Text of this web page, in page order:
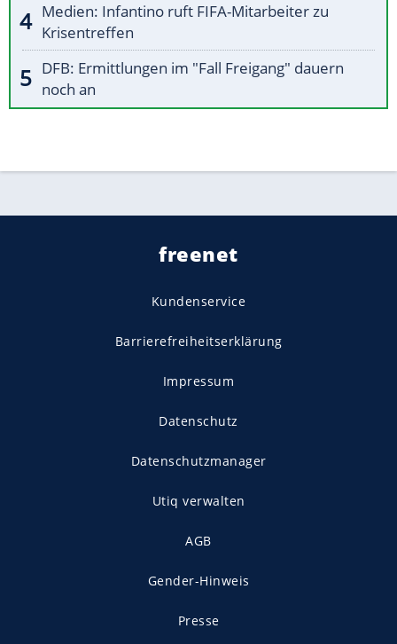
Medien: Infantino ruft FIFA-Mitarbeiter zu
Krisentreffen
DFB: Ermittlungen im "Fall Freigang" dauern
noch an
freenet
Kundenservice
Barrierefreiheitserklärung
Impressum
Datenschutz
Datenschutzmanager
Utiq verwalten
AGB
Gender-Hinweis
Presse